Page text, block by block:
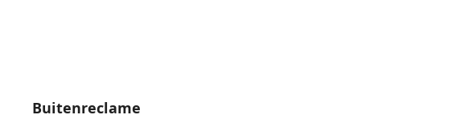
Buitenreclame